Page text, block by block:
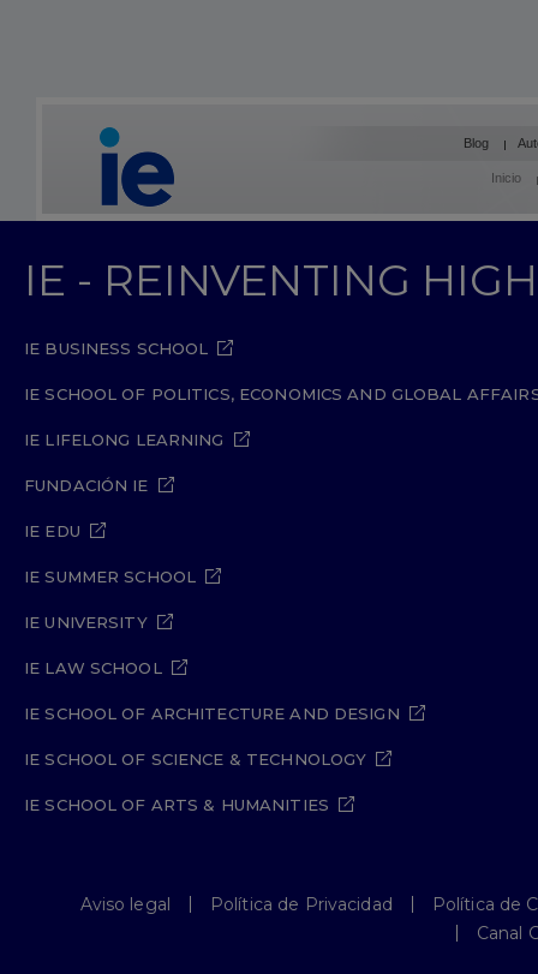
Blog
Inicio
IE - REINVENTING
IE BUSINESS SCHOOL
IE SCHOOL OF POLITICS, ECONOMICS AND GLOBAL
IE LIFELONG LEARNING
FUNDACIÓN IE
IE EDU
IE SUMMER SCHOOL
IE UNIVERSITY
IE LAW SCHOOL
IE SCHOOL OF ARCHITECTURE AND DESIGN
IE SCHOOL OF SCIENCE & TECHNOLOGY
IE SCHOOL OF ARTS & HUMANITIES
Aviso legal Política de Privacidad
Política de
Canal